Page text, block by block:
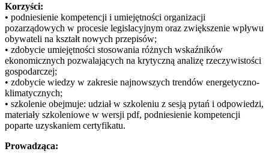
Korzyści:
• podniesienie kompetencji i umiejętności organizacji
pozarządowych w procesie legislacyjnym oraz zwiększenie wpływu
obywateli na kształt nowych przepisów;
• zdobycie umiejętności stosowania różnych wskaźników
ekonomicznych pozwalających na krytyczną analizę rzeczywistości
gospodarczej;
• zdobycie wiedzy w zakresie najnowszych trendów energetyczno-
klimatycznych;
• szkolenie obejmuje: udział w szkoleniu z sesją pytań i odpowiedzi,
materiały szkoleniowe w wersji pdf, podniesienie kompetencji
poparte uzyskaniem certyfikatu.
Prowadząca: